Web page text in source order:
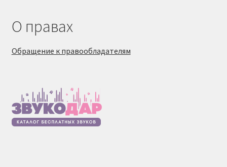
О правах
Обращение к правообладателям